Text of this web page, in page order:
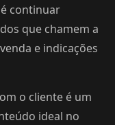
continuar
que chamem a
e indicações
o cliente é um
ideal no